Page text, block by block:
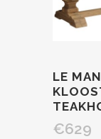
LE
€629